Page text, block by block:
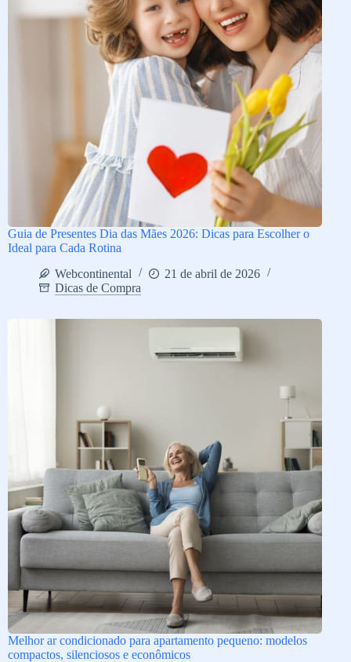
Guia de Presentes Dia das Mães 2026: Dicas para Escolher o
Ideal para Cada Rotina
Webcontinental
21 de abril de 2026
Dicas de Compra
Melhor ar condicionado para apartamento pequeno: modelos
compactos, silenciosos e econômicos